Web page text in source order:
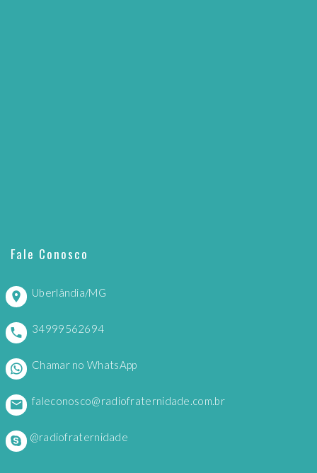
Fale Conosco
Uberlândia/MG
34999562694
Chamar no WhatsApp
faleconosco@radiofraternidade.com.br
@radiofraternidade